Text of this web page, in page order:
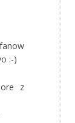
:-)
z